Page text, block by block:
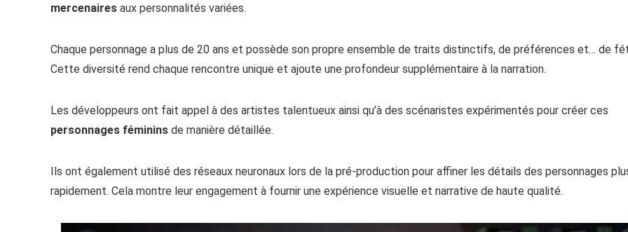
mercenaires aux personnalités variées.
Chaque personnage a plus de 20 ans et possède son propre ensemble de traits distinctifs, de préférences et… de
Cette diversité rend chaque rencontre unique et ajoute une profondeur supplémentaire à la narration.
Les développeurs ont fait appel à des artistes talentueux ainsi qu’à des scénaristes expérimentés pour créer ces
personnages féminins de manière détaillée.
Ils ont également utilisé des réseaux neuronaux lors de la pré-production pour affiner les détails des personnages
rapidement. Cela montre leur engagement à fournir une expérience visuelle et narrative de haute qualité.